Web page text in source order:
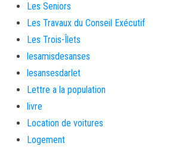
Les Seniors
Les Travaux du Conseil Exécutif
Les Trois-Îlets
lesamisdesanses
lesansesdarlet
Lettre a la population
livre
Location de voitures
Logement